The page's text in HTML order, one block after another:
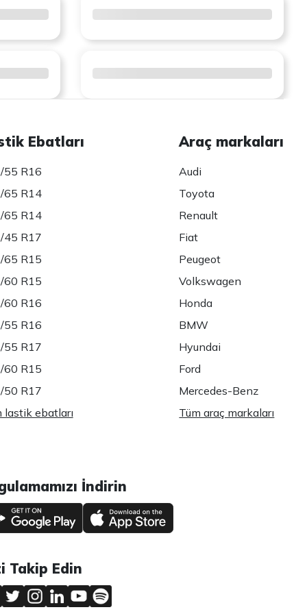
Ebatları
55 R16
65 R14
65 R14
45 R17
65 R15
60 R15
60 R16
55 R16
55 R17
60 R15
50 R17
lastik ebatları
Araç markaları
Audi
Toyota
Renault
Fiat
Peugeot
Volkswagen
Honda
BMW
Hyundai
Ford
Mercedes-Benz
Tüm araç markaları
İndirin
Takip Edin